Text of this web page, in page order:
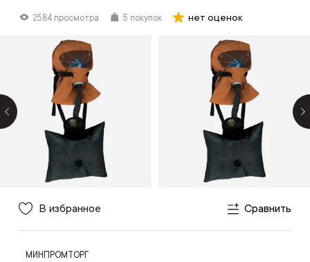
2584 просмотра 5 покупок нет оценок
В избранное Сравнить
МИНПРОМТОРГ